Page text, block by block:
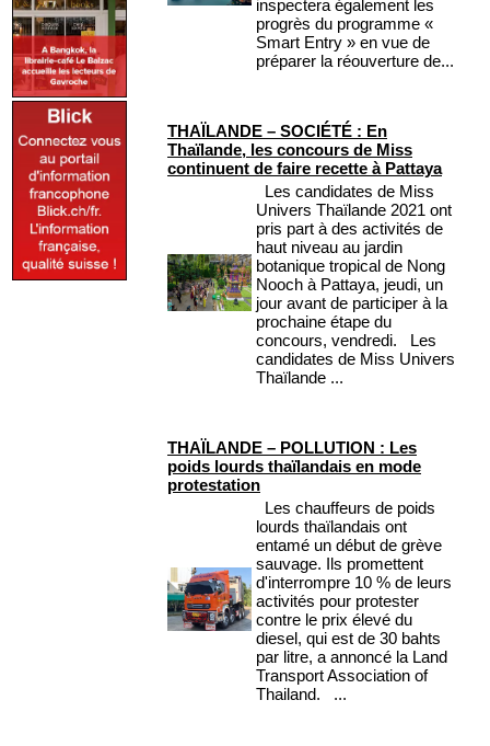
inspectera également les
progrès du programme «
Smart Entry » en vue de
préparer la réouverture de...
THAÏLANDE – SOCIÉTÉ : En
Thaïlande, les concours de Miss
continuent de faire recette à Pattaya
Les candidates de Miss
Univers Thaïlande 2021 ont
pris part à des activités de
haut niveau au jardin
botanique tropical de Nong
Nooch à Pattaya, jeudi, un
jour avant de participer à la
prochaine étape du
concours, vendredi. Les
candidates de Miss Univers
Thaïlande ...
THAÏLANDE – POLLUTION : Les
poids lourds thaïlandais en mode
protestation
Les chauffeurs de poids
lourds thaïlandais ont
entamé un début de grève
sauvage. Ils promettent
d'interrompre 10 % de leurs
activités pour protester
contre le prix élevé du
diesel, qui est de 30 bahts
par litre, a annoncé la Land
Transport Association of
Thailand. ...